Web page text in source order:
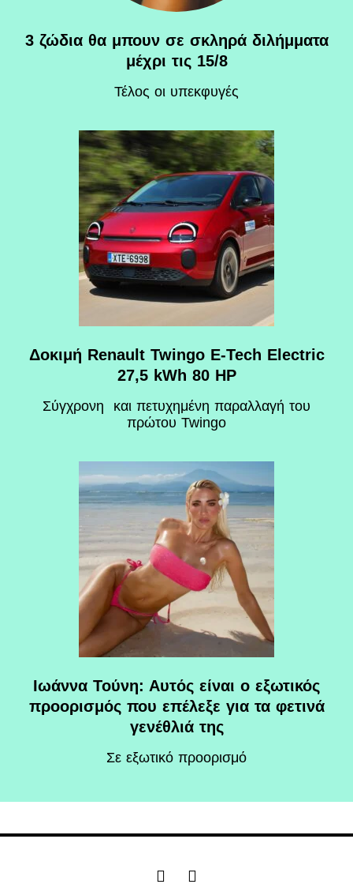
3 ζώδια θα μπουν σε σκληρά διλήμματα
μέχρι τις 15/8
Τέλος οι υπεκφυγές
Δοκιμή Renault Twingo E-Tech Electric
27,5 kWh 80 HP
Σύγχρονη και πετυχημένη παραλλαγή του
πρώτου Twingo
Ιωάννα Τούνη: Αυτός είναι ο εξωτικός
προορισμός που επέλεξε για τα φετινά
γενέθλιά της
Σε εξωτικό προορισμό
F
I